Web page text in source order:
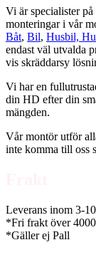
Vi är specialister
monteringar i vår
Båt, Bil, Husbil,
endast väl utvalda
vis skräddarsy
Vi har en
din HD efter din
mängden.
Vår montör utför
inte komma till oss
Leverans inom 3-
*Fri frakt över
*Gäller ej Pall